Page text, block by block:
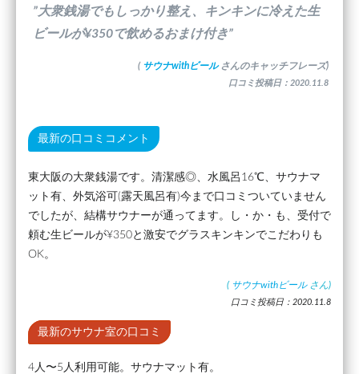
”大衆銭湯でもしっかり整え、キンキンに冷えた生
ビールが¥350で飲めるおまけ付き”
( サウナwithビール さんのキャッチフレーズ)
口コミ投稿日：2020.11.8
最新の口コミコメント
東大阪の大衆銭湯です。清潔感◎、水風呂16℃、サウナマ
ット有、外気浴可(露天風呂有)今まで口コミついていません
でしたが、結構サウナーが通ってます。し・か・も、受付で
頼む生ビールが¥350と激安でグラスキンキンでこだわりも
OK。
( サウナwithビール さん)
口コミ投稿日：2020.11.8
最新のサウナ室の口コミ
4人〜5人利用可能。サウナマット有。